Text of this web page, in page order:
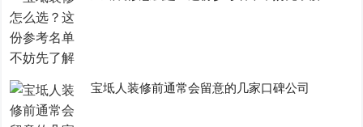
宝坻人装修前通常会留意的几家口碑公司